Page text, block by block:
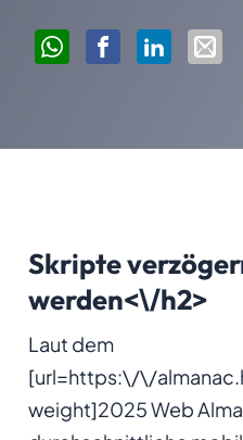
Skripte
werden<\/h2>
Laut dem
[url=https:\/\/
weight]2025 Web